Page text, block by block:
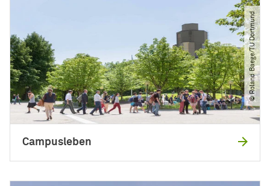
© Roland Baege​/​TU Dortmund
Campusleben